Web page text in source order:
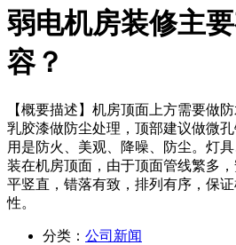
弱电机房装修主
容？
【概要描述】 机房顶面上方需要做
乳胶漆做防尘处理，顶部建议做微
用是防火、美观、降噪、防尘。灯
装在机房顶面，由于顶面管线繁多
平竖直，错落有致，排列有序，保
性。
分类： 公司新闻